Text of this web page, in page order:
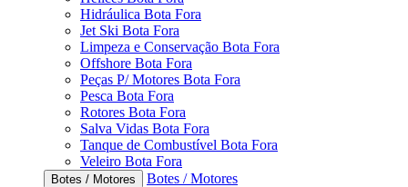
Hidráulica Bota Fora
Jet Ski Bota Fora
Limpeza e Conservação Bota Fora
Offshore Bota Fora
Peças P/ Motores Bota Fora
Pesca Bota Fora
Rotores Bota Fora
Salva Vidas Bota Fora
Tanque de Combustível Bota Fora
Veleiro Bota Fora
Botes / Motores
Botes / Motores